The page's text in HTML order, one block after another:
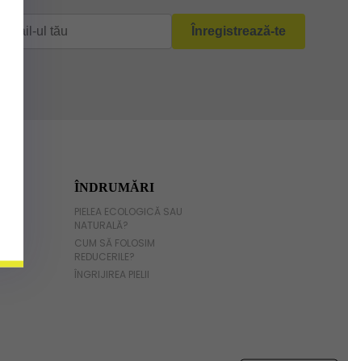
ÎNDRUMĂRI
PIELEA ECOLOGICĂ SAU
NATURALĂ?
CUM SĂ FOLOSIM
REDUCERILE?
ÎNGRIJIREA PIELII